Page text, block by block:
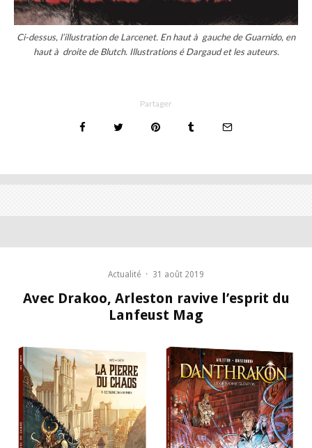
Ci-dessus, l’illustration de Larcenet. En haut à gauche de Guarnido, en
haut à droite de Blutch. Illustrations é Dargaud et les auteurs.
Partager
Actualité · 31 août 2019
Avec Drakoo, Arleston ravive l’esprit du
Lanfeust Mag